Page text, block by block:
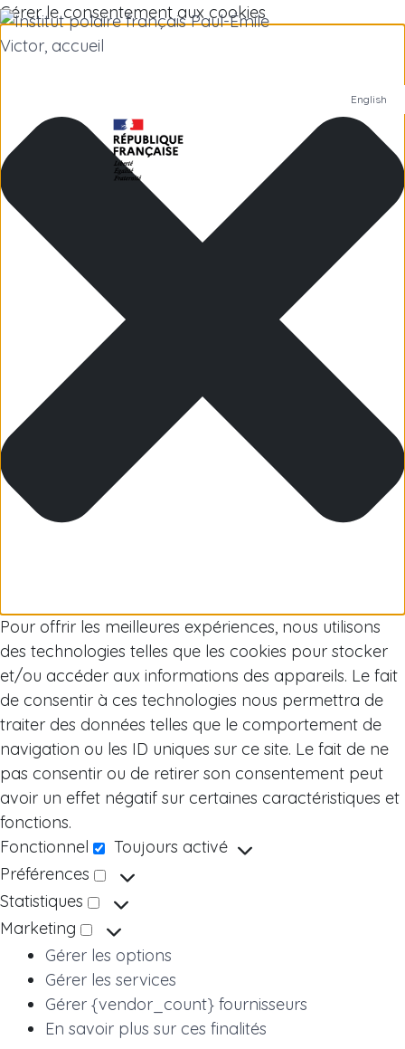
Gérer le consentement aux cookies
Pour offrir les meilleures expériences, nous utilisons
des technologies telles que les cookies pour stocker
et/ou accéder aux informations des appareils. Le fait
de consentir à ces technologies nous permettra de
traiter des données telles que le comportement de
navigation ou les ID uniques sur ce site. Le fait de ne
pas consentir ou de retirer son consentement peut
avoir un effet négatif sur certaines caractéristiques et
fonctions.
Fonctionnel
Toujours activé
Préférences
Statistiques
Marketing
Marketing
Gérer les options
Gérer les services
Gérer {vendor_count} fournisseurs
En savoir plus sur ces finalités
Institut polaire
Recherche scientifique
Arctique
English